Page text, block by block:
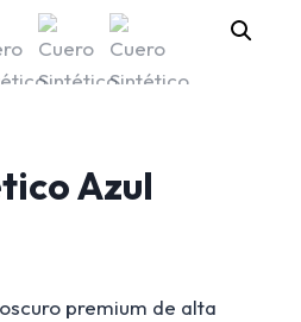
Azul
premium de alta